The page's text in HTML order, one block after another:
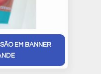
EM BANNER